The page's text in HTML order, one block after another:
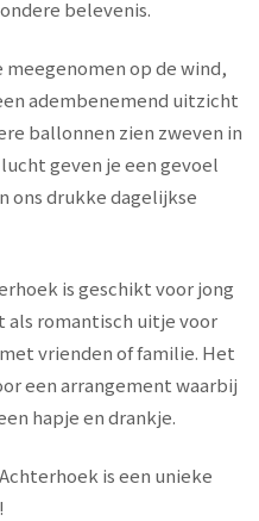
belevenis.
op de wind,
adembenemend uitzicht
ballonnen zien zweven in
geven je een gevoel
ons drukke dagelijkse
is geschikt voor jong
als romantisch uitje voor
vrienden of familie. Het
een arrangement waarbij
hapje en drankje.
is een unieke